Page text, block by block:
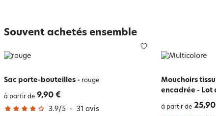
Souvent achetés ensemble
Sac porte-bouteilles - rouge
à partir de 9,90 €
3.9/5 - 31 avis
Mouchoirs tissu
encadrée - Lot
à partir de 25,90